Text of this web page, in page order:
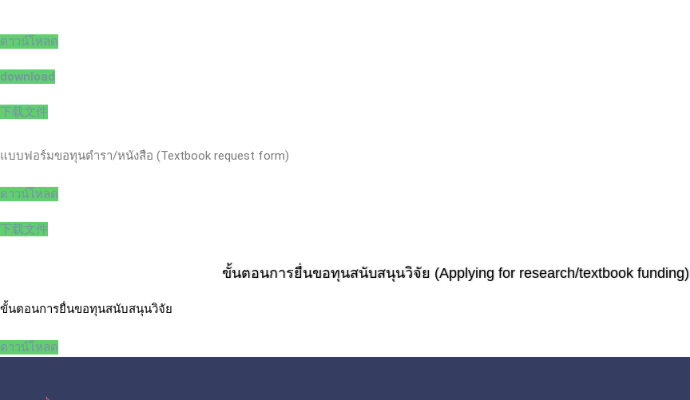
ดาวน์โหลด
download
下载文件
แบบฟอร์มขอทุนตำรา/หนังสือ (Textbook request form)
ดาวน์โหลด
下载文件
ขั้นตอนการยื่นขอทุนสนับสนุนวิจัย (Applying for research/textbook funding)
ขั้นตอนการยื่นขอทุนสนับสนุนวิจัย
ดาวน์โหลด